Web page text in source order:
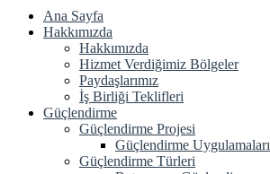
Ana Sayfa
Hakkımızda
Hakkımızda
Hizmet Verdiğimiz Bölgeler
Paydaşlarımız
İş Birliği Teklifleri
Güçlendirme
Güçlendirme Projesi
Güçlendirme Uygulamaları
Güçlendirme Türleri